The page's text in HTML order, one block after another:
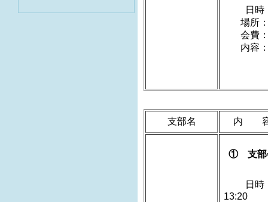
日時：
場所：
会費
内容：
支部名 内
① 支部
日時